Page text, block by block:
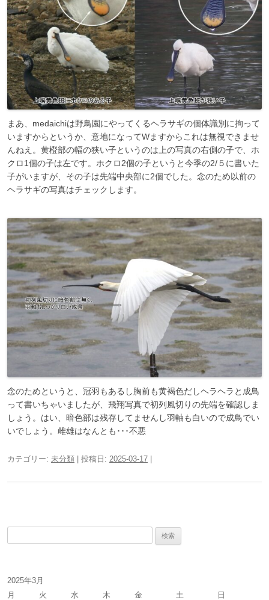
まあ、medaichiは野鳥園にやってくるヘラサギの個体識別に拘って
いますからというか、意地になってWますからこれは無視できませ
んねえ。黄橙部の幅の狭い子というのは上の写真の右側の子で、ホ
クロ1個の子は左です。ホクロ2個の子というと今季の2/５に書いた
子がいますが、その子は先端中央部に2個でした。念のため以前の
ヘラサギの写真はチェックします。
念のためというと、冠羽もあるし胸前も黄褐色だしヘラヘラと成鳥
って書いちゃいましたが、飛翔写真で初列風切りの先端を確認しま
しょう。はい、暗色部は残存してませんし羽軸も白いので成鳥でい
いでしょう。雌雄はなんとも･･･不悪
カテゴリー: 未分類 | 投稿日: 2025-03-17 |
2025年3月
月
火 水 木 金 土 日